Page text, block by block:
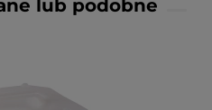
lub podobne